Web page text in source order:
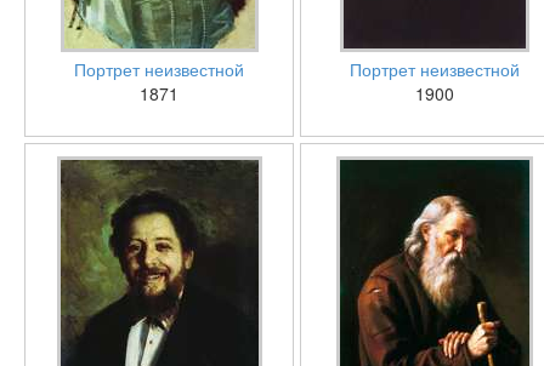
Портрет неизвестной
1871
Портрет неизвестной
1900